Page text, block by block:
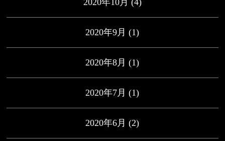
2020年10月 (4)
2020年9月 (1)
2020年8月 (1)
2020年7月 (1)
2020年6月 (2)